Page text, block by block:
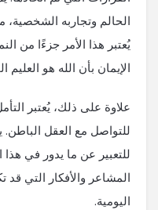
الحالم وتجاربه
يُعتبر هذا الأمر جزءًا من
الإيمان بأن الله هو العليم
علاوة على ذلك، يُعتبر
للتواصل مع العقل الباطن.
للتعبير عن ما يدور في
المشاعر والأفكار التي قد
اليومية.